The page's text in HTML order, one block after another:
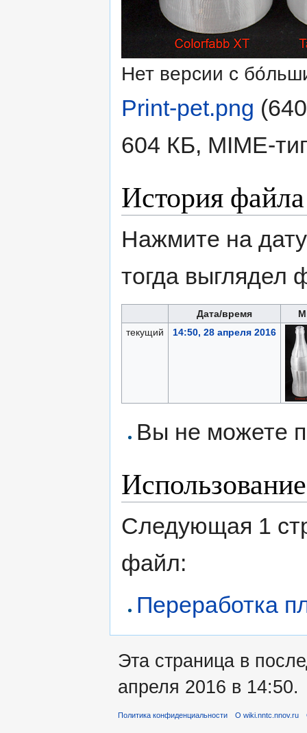
Нет версии с
Print-pet.png
604 КБ, MIME-
История файла
Нажмите на
тогда выглядел
Дата/время
текущий
14:50, 28 апреля 2016
Вы не можете
Следующая 1
файл:
Переработка
Эта страница в
апреля 2016 в 14:50.
Политика конфиденциальности О wiki.nntc.nnov.ru